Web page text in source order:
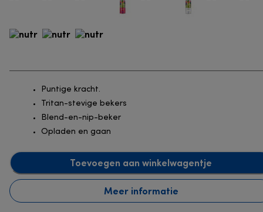
Puntige kracht.
Tritan-stevige bekers
Blend-en-nip-beker
Opladen en gaan
Toevoegen aan winkelwagentje
Meer informatie